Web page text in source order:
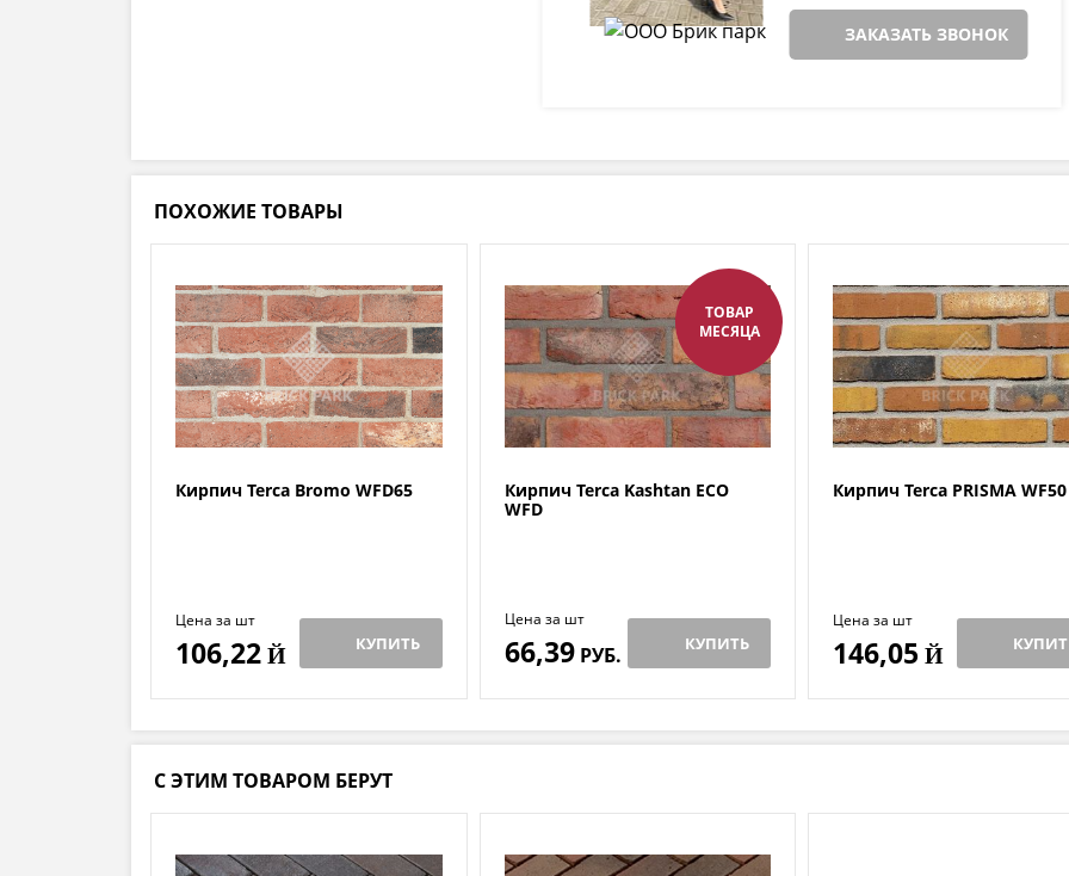
ЗАКАЗАТЬ ЗВОНОК
ПОХОЖИЕ ТОВАРЫ
Кирпич Terca Bromo WFD65
Цена за шт
106,22 Й КУПИТЬ
ТОВАР
МЕСЯЦА
Кирпич Terca Kashtan ECO
WFD
Цена за шт
66,39РУБ. КУПИТЬ
Кирпич Terca PRISMA WF50
Цена за шт
146,05 Й
С ЭТИМ ТОВАРОМ БЕРУТ